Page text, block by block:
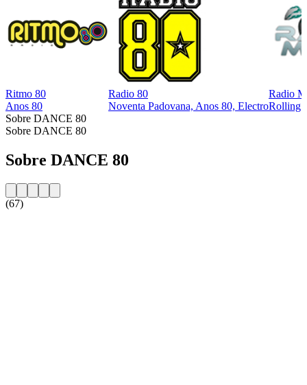
Ritmo 80
Anos 80
Radio 80
Noventa Padovana, Anos 80, Electro
Radio
Rolling
Sobre DANCE 80
Sobre DANCE 80
Sobre DANCE 80
(67)